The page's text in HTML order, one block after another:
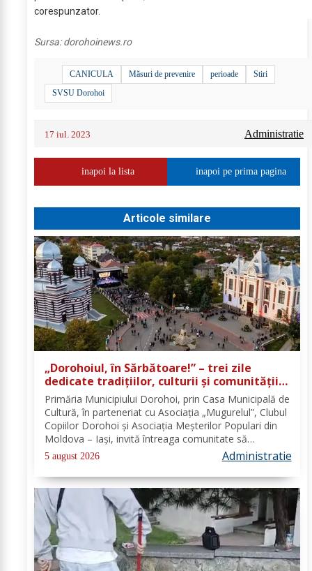
corespunzator.
Sursa:dorohoinews.ro
CANICULA Măsuri de prevenire perioade
Stiri
SVSU Dorohoi
17 iul. 2023 Administratie
inapoi la lista inapoi pe prima pagina
Articole similare
„Dorohoiul, în Sărbătoare!” – trei zile
dedicate tradițiilor, culturii și comunității
Trei tradiții. Un singur eveniment. O
singură sărbătoare!
Primăria Municipiului Dorohoi, prin Casa Municipală de
Cultură, în parteneriat cu Asociația „Mugurelul”, Clubul
Copiilor Dorohoi și Asociația Meșterilor Populari din
Moldova – Iași, invită întreaga comunitate să
participe, în perioada 28–30 august 2026, la
evenimentul „Dorohoiul, în Sărbătoare!”....
5 august 2026 Administratie